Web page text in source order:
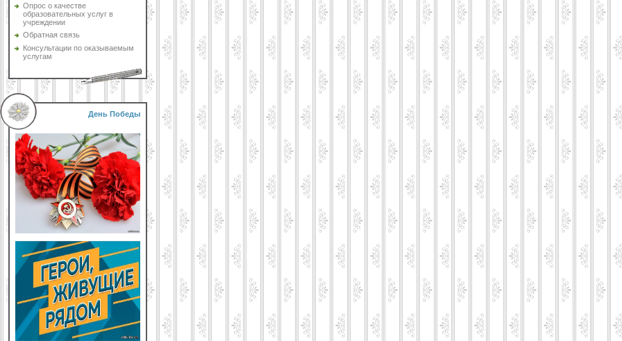
Опрос о качестве
образовательных услуг в
учреждении
Обратная связь
Консультации по оказываемым
услугам
День Победы